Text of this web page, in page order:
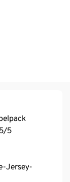
5
Jersey-